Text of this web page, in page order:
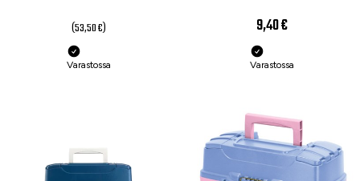
(53,50 €)
Varastossa
9,40 €
Varastossa